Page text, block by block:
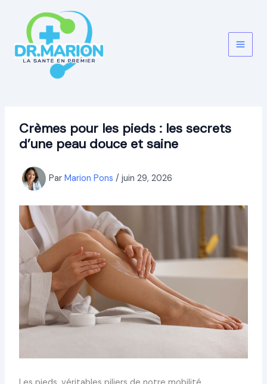
contenu
Crèmes pour les pieds : les secrets
d’une peau douce et saine
Par Marion Pons / juin 29, 2026